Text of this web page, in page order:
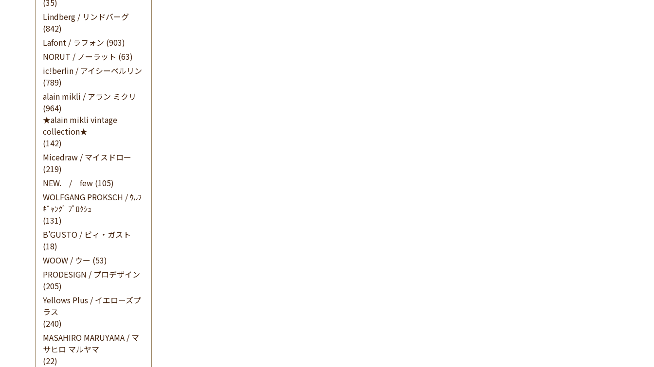
(35)
Lindberg / リンドバーグ
(842)
Lafont / ラフォン (903)
NORUT / ノーラット (63)
ic!berlin / アイシーベルリン
(789)
alain mikli / アラン ミクリ
(964)
★alain mikli vintage
collection★
(142)
Micedraw / マイスドロー
(219)
NEW. / few (105)
WOLFGANG PROKSCH / ｳﾙﾌ
ｷﾞｬﾝｸﾞ ﾌﾟﾛｸｼｭ
(131)
B’GUSTO / ビィ・ガスト
(18)
WOOW / ウー (53)
PRODESIGN / プロデザイン
(205)
Yellows Plus / イエローズプ
ラス
(240)
MASAHIRO MARUYAMA / マ
サヒロ マルヤマ
(22)